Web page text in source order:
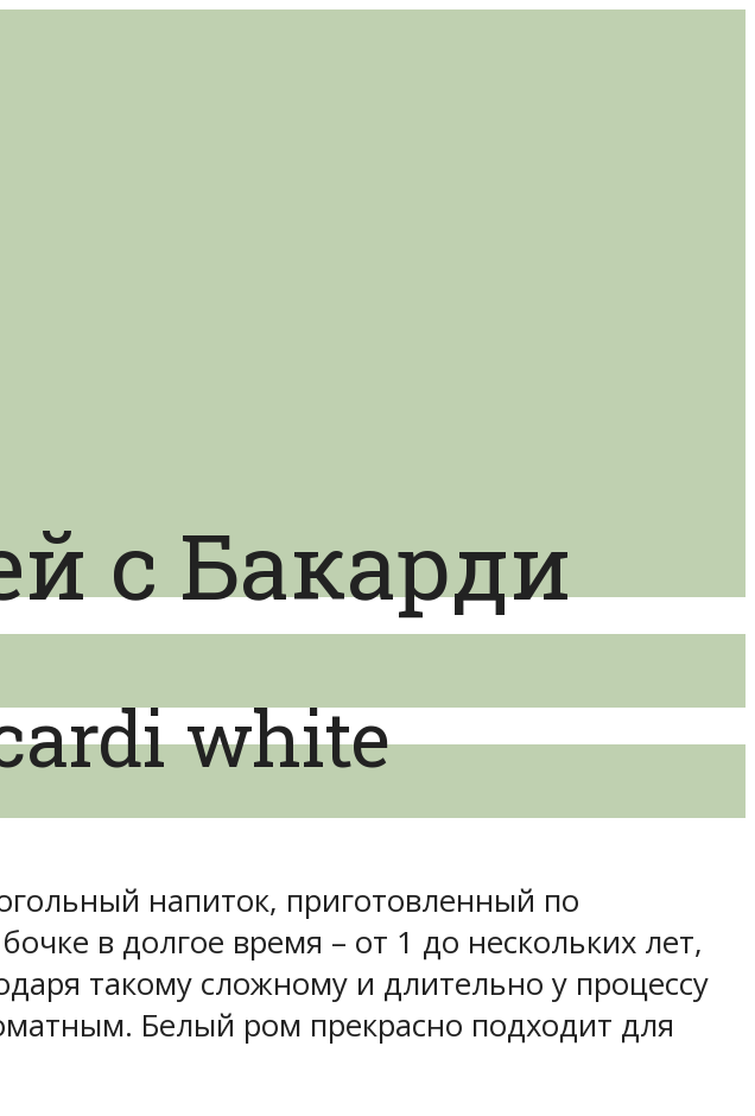
с Бакарди
white
напиток, приготовленный по
в долгое время – от 1 до нескольких лет,
такому сложному и длительно у процессу
Белый ром прекрасно подходит для